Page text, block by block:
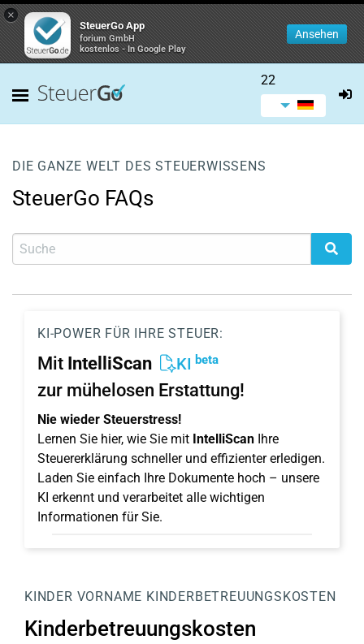
×
SteuerGo App
forium GmbH
kostenlos - In Google Play
Ansehen
22
DIE GANZE WELT DES STEUERWISSENS
SteuerGo FAQs
KI-POWER FÜR IHRE STEUER:
Mit IntelliScan KI beta
zur mühelosen Erstattung!
Nie wieder Steuerstress!
Lernen Sie hier, wie Sie mit IntelliScan Ihre
Steuererklärung schneller und effizienter erledigen.
Laden Sie einfach Ihre Dokumente hoch – unsere
KI erkennt und verarbeitet alle wichtigen
Informationen für Sie.
KINDER VORNAME KINDERBETREUUNGSKOSTEN
Kinderbetreuungskosten